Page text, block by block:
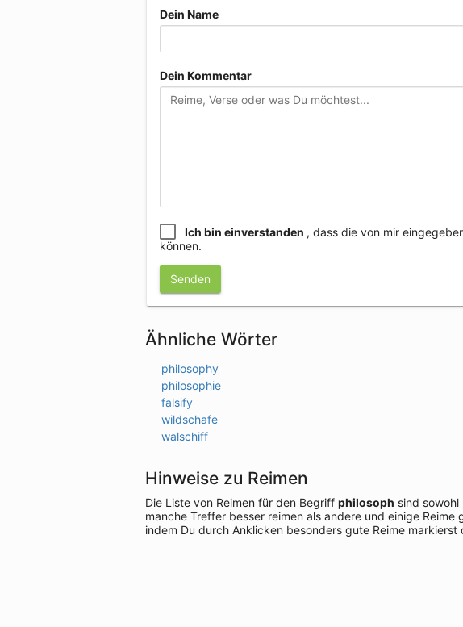
Dein Name
Dein Kommentar
Ich bin einverstanden , dass die von mir
können.
Senden
Ähnliche Wörter
philosophy
philosophie
falsify
wildschafe
walschiff
Hinweise zu Reimen
Die Liste von Reimen für den Begriff philosoph sind
manche Treffer besser reimen als andere und einige
indem Du durch Anklicken besonders gute Reime markierst